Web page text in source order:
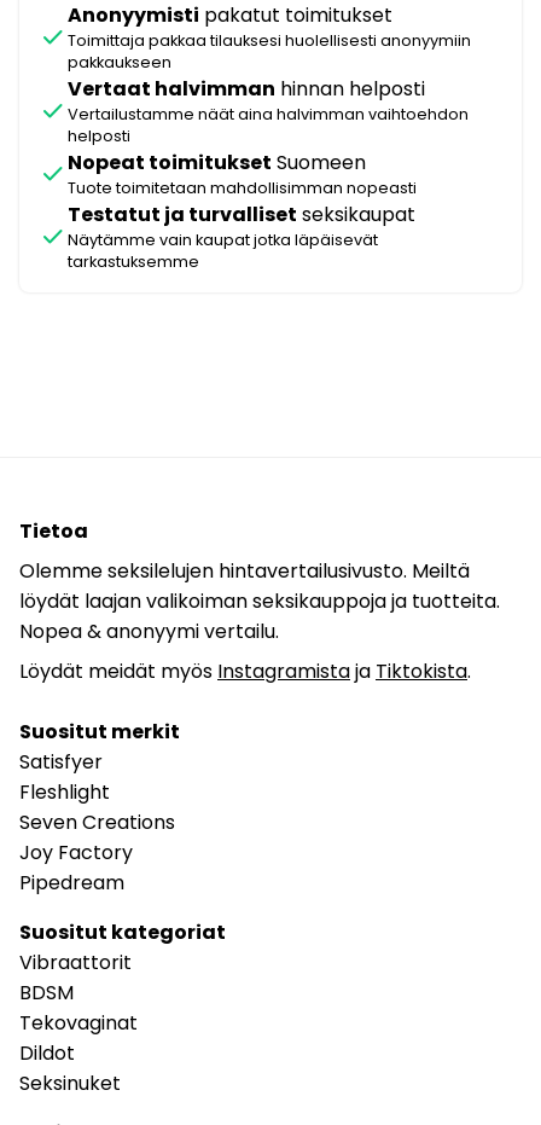
check
Anonyymisti pakatut toimitukset
Toimittaja pakkaa tilauksesi huolellisesti anonyymiin
pakkaukseen
check
Vertaat halvimman hinnan helposti
Vertailustamme näät aina halvimman vaihtoehdon
helposti
check Nopeat toimitukset Suomeen
Tuote toimitetaan mahdollisimman nopeasti
check
Testatut ja turvalliset seksikaupat
Näytämme vain kaupat jotka läpäisevät
tarkastuksemme
Tietoa
Olemme seksilelujen hintavertailusivusto. Meiltä
löydät laajan valikoiman seksikauppoja ja tuotteita.
Nopea & anonyymi vertailu.
Löydät meidät myös Instagramistaja Tiktokista.
Suositut merkit
Satisfyer
Fleshlight
Seven Creations
Joy Factory
Pipedream
Suositut kategoriat
Vibraattorit
BDSM
Tekovaginat
Dildot
Seksinuket